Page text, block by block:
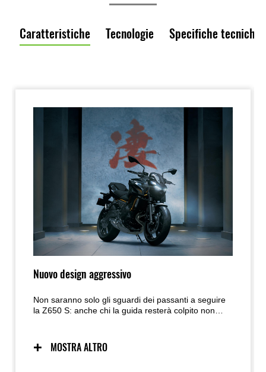
Caratteristiche Tecnologie Specifiche tecniche
Nuovo design aggressivo
Non saranno solo gli sguardi dei passanti a seguire
la Z650 S: anche chi la guida resterà colpito non
dettagli metallici che impreziosiscono la linea, tratti
distintivi della famiglia Z, enfatizzano la qualità
MOSTRA ALTRO